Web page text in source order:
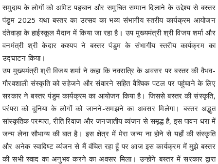
समुदाय के लोगों को अमिट पहचान और समुचित सम्मान दिलाने के उद्देश्य से बस्तर
पंडुम 2025 यथा बस्तर का उत्सव का भव्य संभागीय स्तरीय कार्यक्रम आयोजन
दंतेवाड़ा के हाईस्कूल मैदान में किया जा रहा है। उप मुख्यमंत्री श्री विजय शर्मा और
वनमंत्री श्री केदार कश्यप ने बस्तर पंडुम के संभागीय स्तरीय कार्यक्रम का
उद्घाटन किया।
उप मुख्यमंत्री श्री विजय शर्मा ने कहा कि नवरात्रि के अवसर पर बस्तर की वैभव-
गौरवशाली संस्कृति को सहेजने और संवारने सहित वैश्विक पटल पर पहुंचाने के लिए
सरकार ने बस्तर पंडुम कार्यक्रम का आयोजन किया है। जिससे बस्तर की संस्कृति,
परंपरा को दुनिया के लोगों को जानने-समझने का अवसर मिलेगा। बस्तर अद्भुत
सांस्कृतिक परम्परा, रीति रिवाज और जनजातीय व्यंजन से समृद्ध है, इस पावन धरा में
जन्म लेना सौभाग्य की बात है। इस क्षेत्र में मेरा जन्म ना होने से यहाँ की संस्कृति
और अनेक स्वादिष्ट व्यंजन से मैं वंचित रहा हूँ पर आज इस कार्यक्रम में मुझे बस्तर
की सभी स्वाद का अनुभव करने का अवसर मिला। उन्होंने बस्तर में सरकार द्वारा